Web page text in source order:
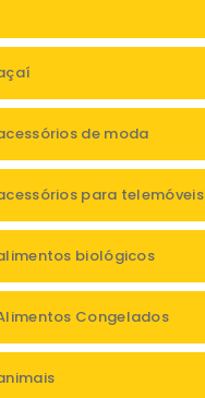
de moda
para telemóveis
biológicos
Congelados